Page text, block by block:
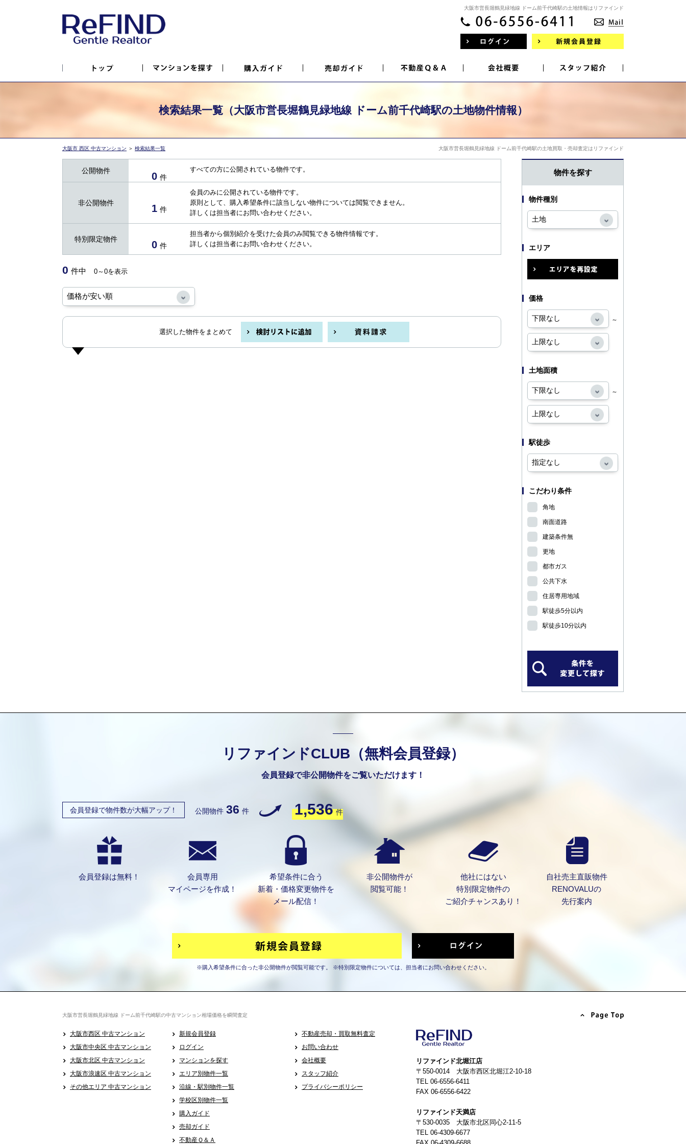
大阪市営長堀鶴見緑地線 ドーム前千代崎駅の土地情報はリファインド
検索結果一覧（大阪市営長堀鶴見緑地線 ドーム前千代崎駅の土地物件情報）
大阪市 西区 中古マンション ＞ 検索結果一覧 大阪市営長堀鶴見緑地線 ドーム前千代崎駅の土地買取・売却査定はリファインド
公開物件 0 件
すべての方に公開されている物件です。
非公開物件 1 件
会員のみに公開されている物件です。
原則として、購入希望条件に該当しない物件については閲覧できません。
詳しくは担当者にお問い合わせください。
特別限定物件 0 件
担当者から個別紹介を受けた会員のみ閲覧できる物件情報です。
詳しくは担当者にお問い合わせください。
0 件中 0～0を表示
選択した物件をまとめて
物件を探す
物件種別
エリア
価格
～
土地面積
～
駅徒歩
こだわり条件
角地
南面道路
建築条件無
更地
都市ガス
公共下水
住居専用地域
駅徒歩5分以内
駅徒歩10分以内
リファインドCLUB（無料会員登録）
会員登録で非公開物件をご覧いただけます！
会員登録で物件数が大幅アップ！ 公開物件 36 件 1,536 件
会員登録は無料！
会員専用
マイページを作成！
希望条件に合う
新着・価格変更物件を
メール配信！
非公開物件が
閲覧可能！
他社にはない
特別限定物件の
ご紹介チャンスあり！
自社売主直販物件
RENOVALUの
先行案内
※購入希望条件に合った非公開物件が閲覧可能です。 ※特別限定物件については、担当者にお問い合わせください。
大阪市営長堀鶴見緑地線 ドーム前千代崎駅の中古マンション相場価格を瞬間査定
大阪市西区 中古マンション
大阪市中央区 中古マンション
大阪市北区 中古マンション
大阪市浪速区 中古マンション
その他エリア 中古マンション
新規会員登録
ログイン
マンションを探す
エリア別物件一覧
沿線・駅別物件一覧
学校区別物件一覧
購入ガイド
売却ガイド
不動産Ｑ＆Ａ
不動産売却・買取無料査定
お問い合わせ
会社概要
スタッフ紹介
プライバシーポリシー
リファインド北堀江店
〒550-0014 大阪市西区北堀江2-10-18
TEL 06-6556-6411
FAX 06-6556-6422
リファインド天満店
〒530-0035 大阪市北区同心2-11-5
TEL 06-4309-6677